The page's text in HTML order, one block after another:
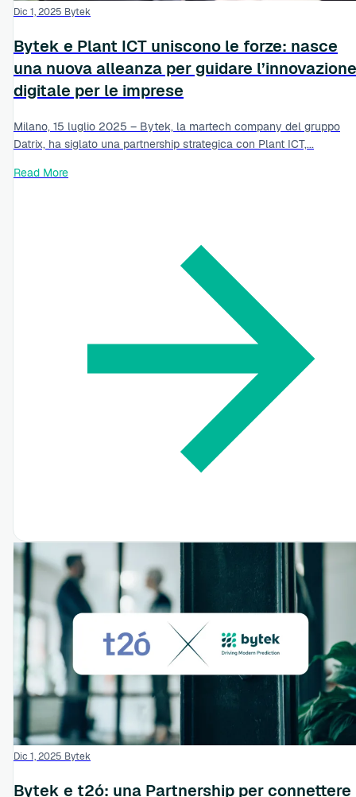
Dic 1, 2025 Bytek
Bytek e Plant ICT uniscono le forze: nasce
una nuova alleanza per guidare l’innovazione
digitale per le imprese
Milano, 15 luglio 2025 – Bytek, la martech company del gruppo
Datrix, ha siglato una partnership strategica con Plant ICT,...
Read More
Dic 1, 2025 Bytek
Bytek e t2ó: una Partnership per connettere